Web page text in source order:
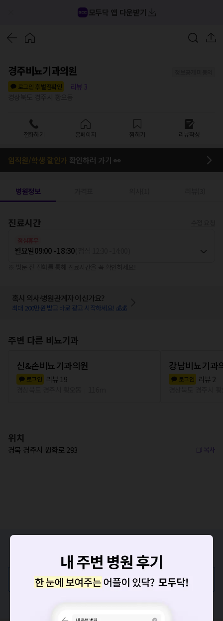
모두닥 앱 다운받기
경주비뇨기과의원
로그인 후 별점확인
리뷰 3
전화하기 홈페이지 찜하기 리뷰작성
임직원/학생 할인가 확인하러 가기 👀
병원정보
진료시간
월요일09:00 - 18:30
혹시 의사·병원관계자 이신가요?
최대 200만원 받고 바로 광고 시작하세요! 💰💰
주변 다른 비뇨기과
신&손비뇨기과의원
로그인 리뷰 19
강남비뇨기과
로그인 리뷰 2
위치
경북 경주시 원화로 293 복사
증상/치료, 궁금한 점이 있나요?
의사가 직접 답해드려요!
💬 무엇이든 물어보세요